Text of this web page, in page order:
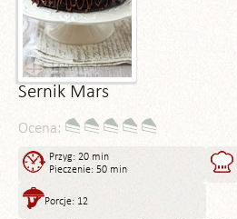
Sernik Mars
Ocena:
Przyg: 20 min
Pieczenie: 50 min
Porcje: 12